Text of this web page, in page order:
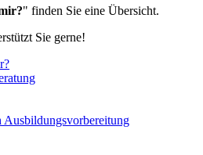
" finden Sie eine Übersicht.
Sie gerne!
Ausbildungsvorbereitung